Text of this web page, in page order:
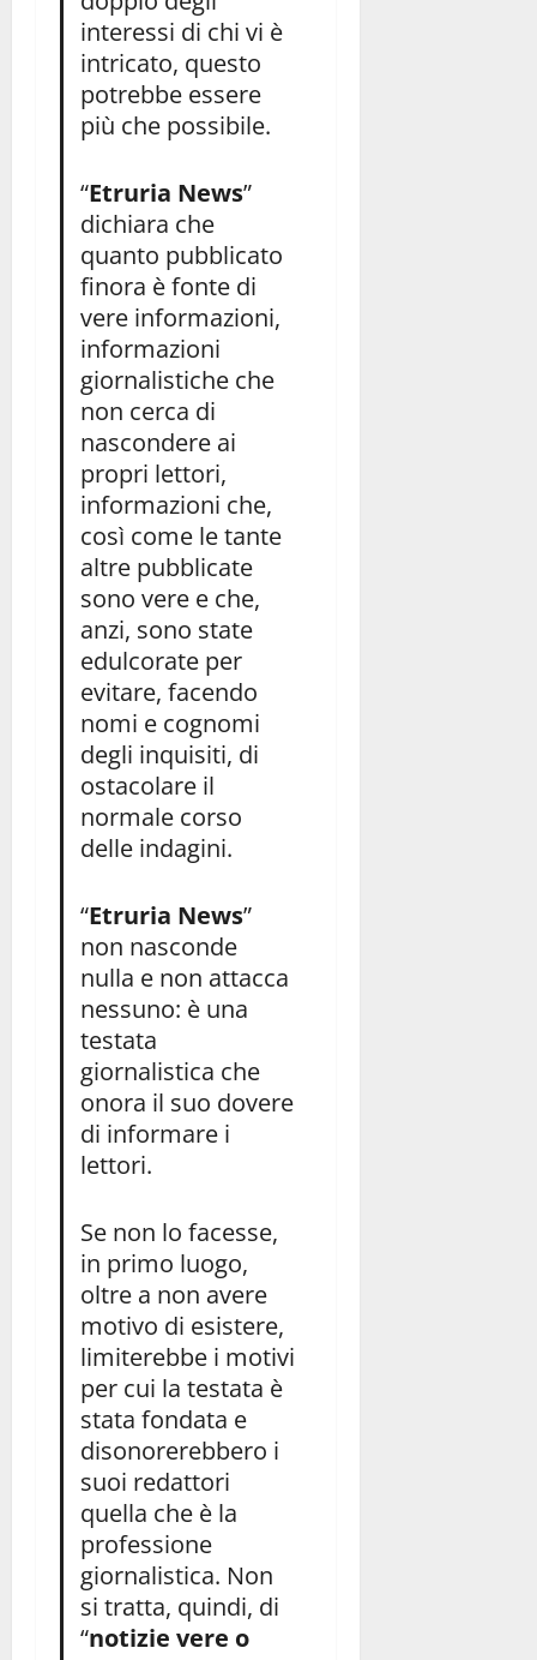
interessi di chi vi è
intricato, questo
potrebbe essere
più che possibile.
“Etruria News”
dichiara che
quanto pubblicato
finora è fonte di
vere informazioni,
informazioni
giornalistiche che
non cerca di
nascondere ai
propri lettori,
informazioni che,
così come le tante
altre pubblicate
sono vere e che,
anzi, sono state
edulcorate per
evitare, facendo
nomi e cognomi
degli inquisiti, di
ostacolare il
normale corso
delle indagini.
“Etruria News”
non nasconde
nulla e non attacca
nessuno: è una
testata
giornalistica che
onora il suo dovere
di informare i
lettori.
Se non lo facesse,
in primo luogo,
oltre a non avere
motivo di esistere,
limiterebbe i motivi
per cui la testata è
stata fondata e
disonorerebbero i
suoi redattori
quella che è la
professione
giornalistica. Non
si tratta, quindi, di
“notizie vere o